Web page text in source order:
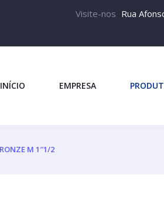
Visite-nos Rua
INÍCIO EMPRESA
M 1″1/2